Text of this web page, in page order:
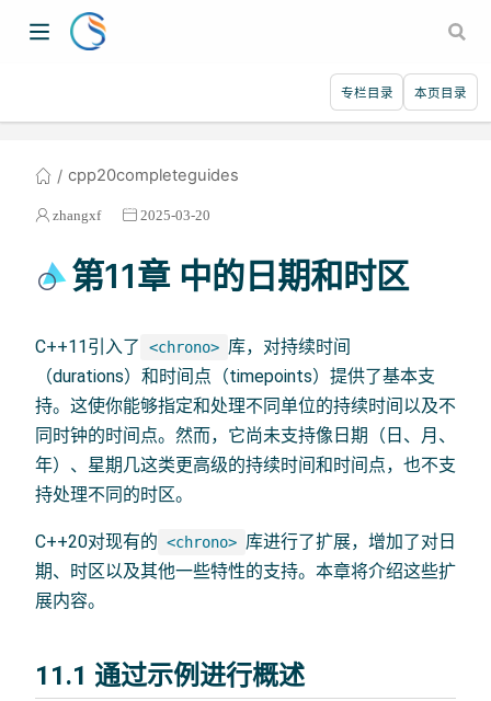
专栏目录 本页目录
cpp20completeguides
zhangxf 2025-03-20
第11章 中的日期和时区
C++11引入了 <chrono> 库，对持续时间
（durations）和时间点（timepoints）提供了基本支
持。这使你能够指定和处理不同单位的持续时间以及不
同时钟的时间点。然而，它尚未支持像日期（日、月、
年）、星期几这类更高级的持续时间和时间点，也不支
持处理不同的时区。
C++20对现有的 <chrono> 库进行了扩展，增加了对日
期、时区以及其他一些特性的支持。本章将介绍这些扩
展内容。
11.1 通过示例进行概述